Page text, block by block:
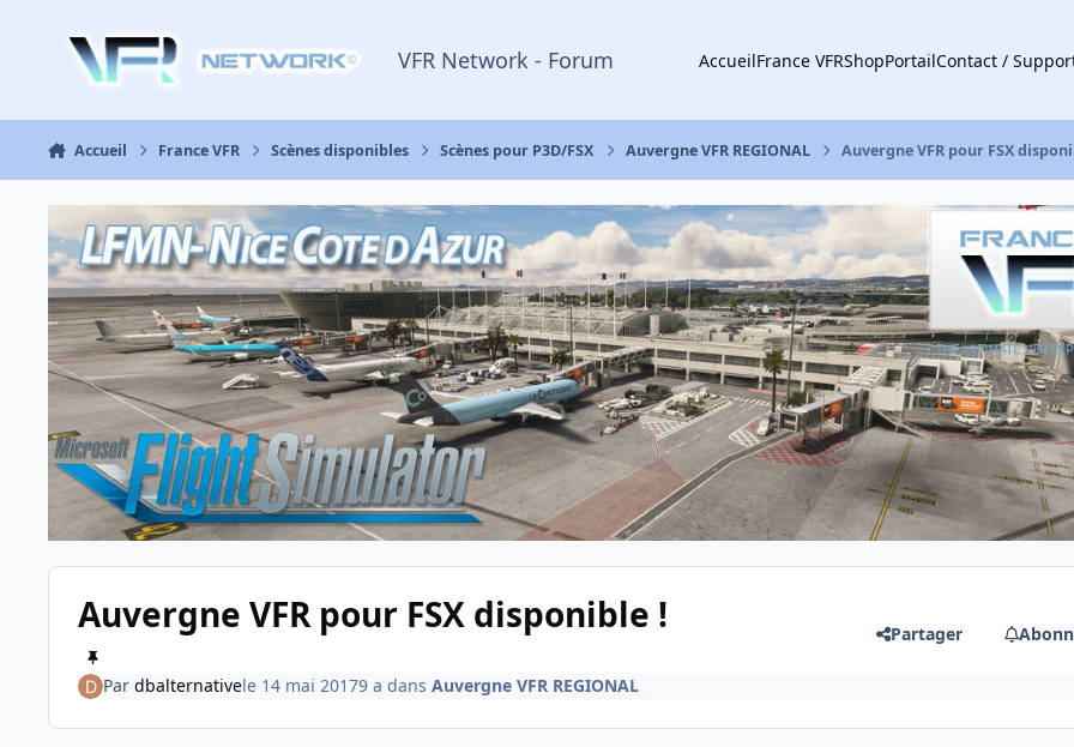
VFR Network - Forum AccueilFrance VFRShopPortailContact /
Accueil France VFR Scènes disponibles Scènes pour P3D/FSX Auvergne VFR REGIONAL Auvergne VFR pour FSX
Auvergne VFR pour FSX disponible ! Partager
Par dbalternativele 14 mai 20179 a dans Auvergne VFR REGIONAL